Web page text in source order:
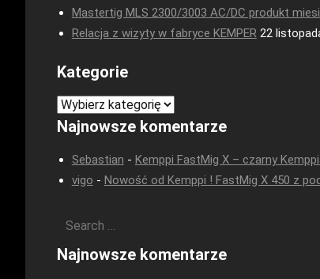
Mastertig MLS 2300/3003 AC/DC produkt
Relacja z wizyty w fabryce KEMPER 22
Kategorie
Kategorie
Najnowsze komentarze
Sebastian - Kemppi FastMig X – czarny
vigo - Nowość od Kemppi ! FastMig X 450 z
Najnowsze komentarze